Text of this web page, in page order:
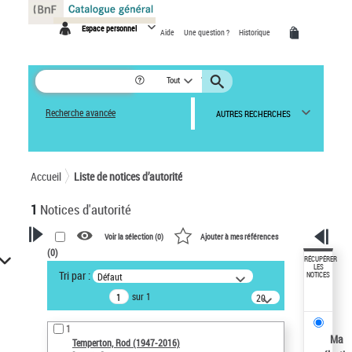
Espace personnel Aide Une question ? Historique
Tout
Recherche avancée AUTRES RECHERCHES
Accueil Liste de notices d’autorité
1 Notices d'autorité
VOTRE RECHERCHE
Recherche avancée dans les
notices d’autorité
Œuvres liées à l'auteur :
Temperton, Rod (1947-2016)
Voir la sélection (0) Ajouter à mes références
(0)
Tri par : Défaut
sur 1
20
résultats/page
1
Temperton, Rod (1947-2016)
RÉCUPÉRER
LES
NOTICES
Ma
Panneau de gestion des cookies